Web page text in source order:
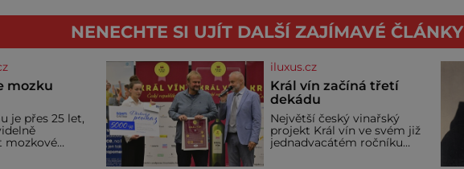
NENECHTE SI UJÍT DALŠÍ ZAJÍMAVÉ ČLÁNKY
mozku
je přes 25 let,
mozkové
iluxus.cz
Král vín začíná třetí
dekádu
Největší český vinařský
projekt Král vín ve svém již
jednadvacátém ročníku